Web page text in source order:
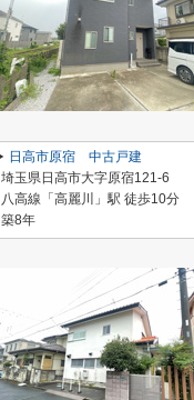
日高市原宿 中古戸建
埼玉県日高市大字原宿121-6
八高線「高麗川」駅 徒歩10分
築8年